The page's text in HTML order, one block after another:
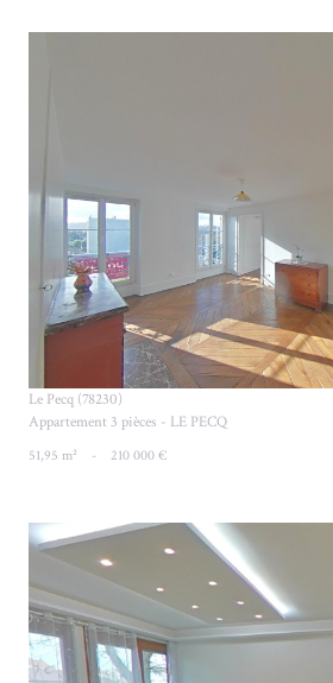
VOIR LE BIEN
Le Pecq (78230)
Appartement 3 pièces - LE PECQ
51,95 m² - 210 000 €